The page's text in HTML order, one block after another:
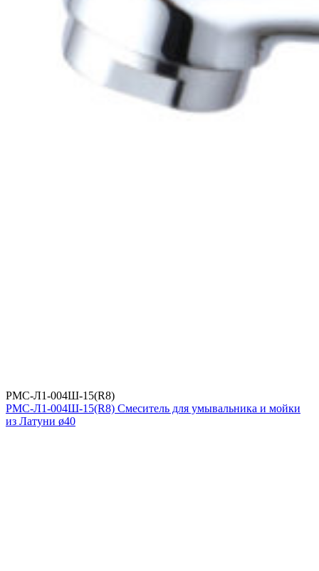
РМС-Л1-004Ш-15(R8)
РМС-Л1-004Ш-15(R8) Смеситель для умывальника и мойки
из Латуни ø40